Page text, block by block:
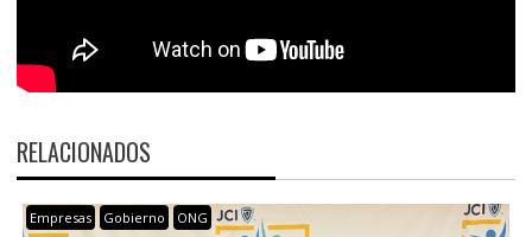
RELACIONADOS
Empresas Gobierno ONG